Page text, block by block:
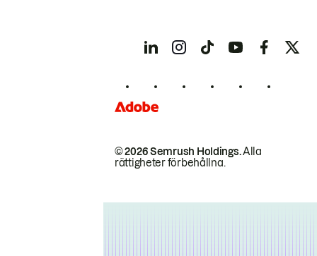
© 2026 Semrush Holdings.Alla
rättigheter förbehållna.